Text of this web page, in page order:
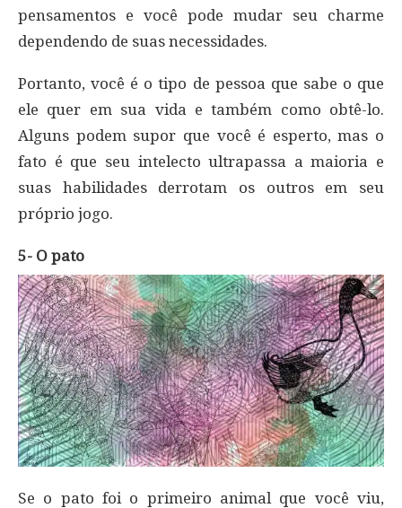
pensamentos e você pode mudar seu charme
dependendo de suas necessidades.
Portanto, você é o tipo de pessoa que sabe o que
ele quer em sua vida e também como obtê-lo.
Alguns podem supor que você é esperto, mas o
fato é que seu intelecto ultrapassa a maioria e
suas habilidades derrotam os outros em seu
próprio jogo.
5- O pato
Se o pato foi o primeiro animal que você viu,